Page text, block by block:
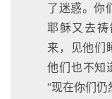
了迷惑。你
耶稣又去
来，见他们
他们也不知
“现在你们仍